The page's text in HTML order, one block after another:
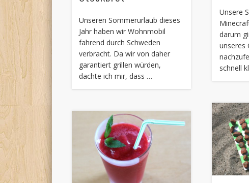
Unsere
darum
unseres
schnell
Unseren Sommerurlaub dieses
Jahr haben wir Wohnmobil
fahrend durch Schweden
verbracht. Da wir von daher
garantiert grillen würden,
dachte ich mir, dass …